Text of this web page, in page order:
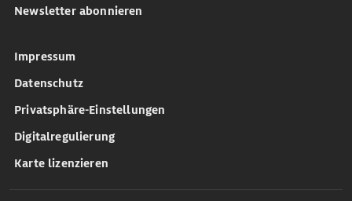
Newsletter abonnieren
Impressum
Datenschutz
Privatsphäre-Einstellungen
Digitalregulierung
Karte lizenzieren